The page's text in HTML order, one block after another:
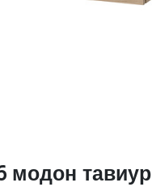
модон тавиур